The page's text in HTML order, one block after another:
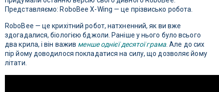
Представляємо: RoboBee X-Wing — це прізвисько робота.
RoboBee — це крихітний робот, натхненний, як ви вже
здогадалися, біологією бджоли. Раніше у нього було всього
два крила, і він важив менше однієї десятої грама. Але до сих
пір йому доводилося покладатися на силу, що дозволяє йому
літати.